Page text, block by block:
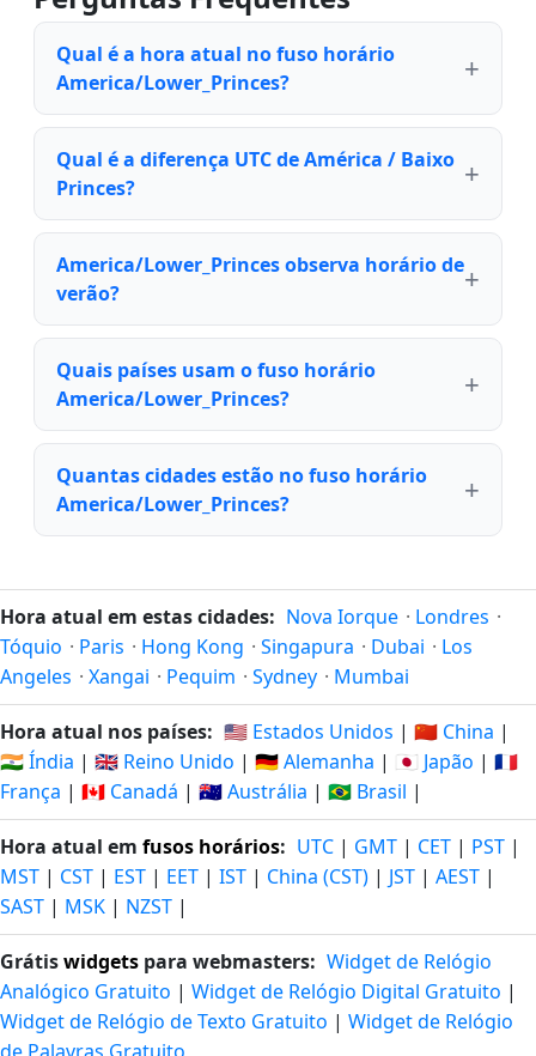
Qual é a hora atual no fuso horário
America/Lower_Princes?
Qual é a diferença UTC de América / Baixo
Princes?
America/Lower_Princes observa horário de
verão?
Quais países usam o fuso horário
America/Lower_Princes?
Quantas cidades estão no fuso horário
America/Lower_Princes?
Hora atual em estas cidades: Nova Iorque · Londres ·
Tóquio · Paris · Hong Kong · Singapura · Dubai · Los
Angeles · Xangai · Pequim · Sydney · Mumbai
Hora atual nos países: 🇺🇸 Estados Unidos | 🇨🇳 China |
🇮🇳 Índia | 🇬🇧 Reino Unido | 🇩🇪 Alemanha | 🇯🇵 Japão | 🇫🇷
França | 🇨🇦 Canadá | 🇦🇺 Austrália | 🇧🇷 Brasil |
Hora atual em fusos horários: UTC | GMT | CET | PST |
MST | CST | EST | EET | IST | China (CST) | JST | AEST |
SAST | MSK | NZST |
Grátiswidgets para webmasters: Widget de Relógio
Analógico Gratuito | Widget de Relógio Digital Gratuito |
Widget de Relógio de Texto Gratuito | Widget de Relógio